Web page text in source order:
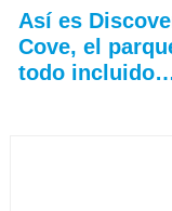
Así es
Cove, el
todo incluido